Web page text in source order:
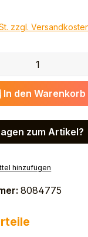
zzgl.
Gib den
In den Warenkorb
zum Artikel?
hinzufügen
8084775